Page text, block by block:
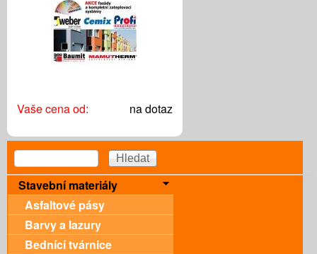
Vaše cena od: na dotaz
Vyhledávání
Hledat
Stavební materiály
Asfaltové pásy
Barvy a lazury
Bednící tvárnice